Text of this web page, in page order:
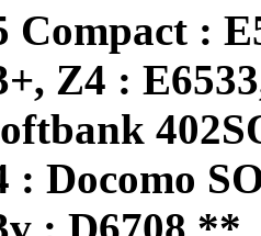
Compact :
Z4 :
: Docomo